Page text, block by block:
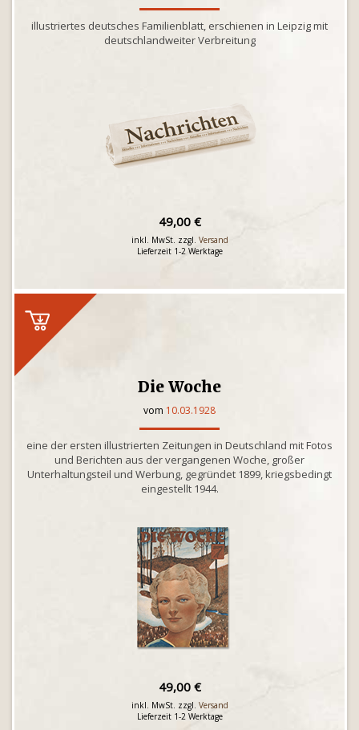
illustriertes deutsches Familienblatt, erschienen in Leipzig mit
deutschlandweiter Verbreitung
49,00 €
inkl. MwSt. zzgl. Versand
Lieferzeit 1-2 Werktage
Die Woche
vom 10.03.1928
eine der ersten illustrierten Zeitungen in Deutschland mit Fotos
und Berichten aus der vergangenen Woche, großer
Unterhaltungsteil und Werbung, gegründet 1899, kriegsbedingt
eingestellt 1944.
49,00 €
inkl. MwSt. zzgl. Versand
Lieferzeit 1-2 Werktage